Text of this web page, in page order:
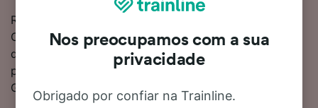
Reserve passagens de trem de Salon para Genève
Cornavin com antecedência em vez de comprá-las no
dia e você conseguirá as tarifas mais baratas. Você
pode verificar o custo da viagem de Salon para
Genève Cornavin em nosso Planejador de viagens.
Nos preocupamos com a sua
privacidade
Obrigado por confiar na Trainline.